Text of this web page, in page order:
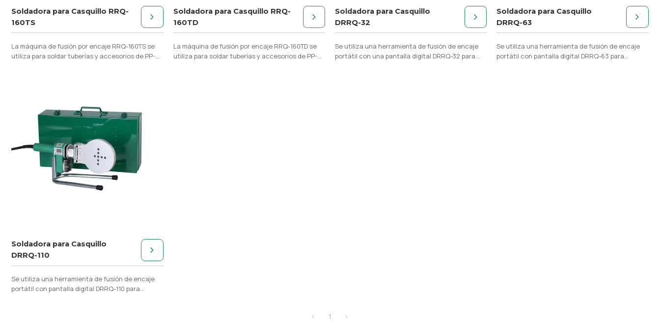
Soldadora para Casquillo RRQ-
160TS
La máquina de fusión por encaje RRQ-160TS se
utiliza para soldar tuberías y accesorios de PP-R,
Soldadora para Casquillo RRQ-
160TD
La máquina de fusión por encaje RRQ-160TD se
utiliza para soldar tuberías y accesorios de PP-R,
Soldadora para Casquillo
DRRQ-32
Se utiliza una herramienta de fusión de encaje
portátil con una pantalla digital DRRQ-32 para
Soldadora para Casquillo
DRRQ-63
Se utiliza una herramienta de fusión de encaje
portátil con pantalla digital DRRQ-63 para
Soldadora para Casquillo
DRRQ-110
Se utiliza una herramienta de fusión de encaje
portátil con pantalla digital DRRQ-110 para
1